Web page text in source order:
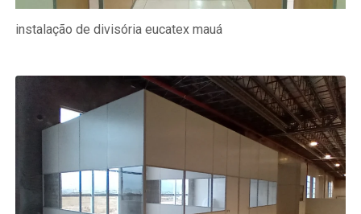
instalação de divisória eucatex mauá